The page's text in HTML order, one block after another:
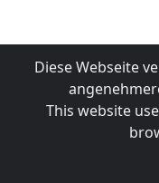
Diese Webseite
This website